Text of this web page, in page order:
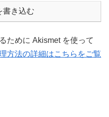
書き込む
ために Akismet を使って
方法の詳細はこちらをご覧